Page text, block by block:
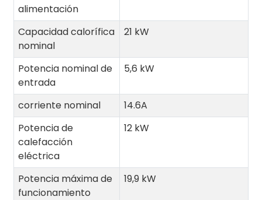
alimentación
Capacidad calorífica
nominal
21 kW
Potencia nominal de
entrada
5,6 kW
corriente nominal
14.6A
Potencia de
calefacción
eléctrica
12 kW
Potencia máxima de
funcionamiento
19,9 kW